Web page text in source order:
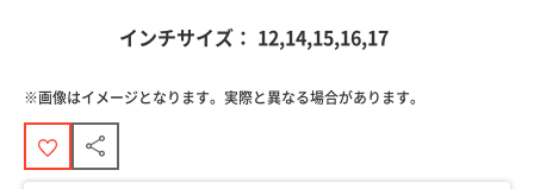
インチサイズ： 12,14,15,16,17
※画像はイメージとなります。実際と異なる場合があります。